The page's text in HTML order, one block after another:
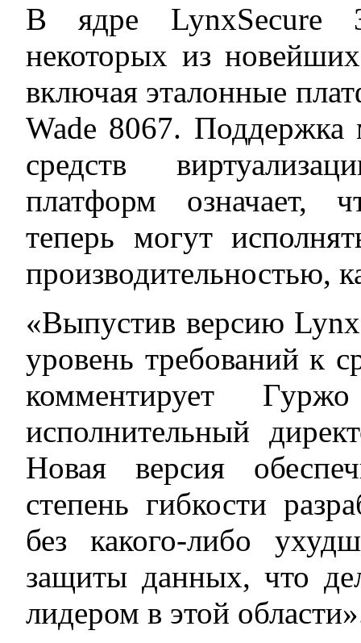
В ядре LynxSecure
некоторых из
включая эталонные
Wade 8067. Поддержка
средств
платформ означает,
теперь могут
производительностью,
«Выпустив версию
уровень требований к
комментирует
исполнительный
Новая версия
степень гибкости
без какого-либо
защиты данных, что
лидером в этой